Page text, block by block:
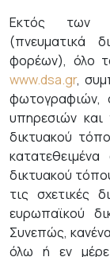
Εκτός των
(πνευματικά
φορέων), όλο
www.dsa.gr,
φωτογραφιών,
υπηρεσιών
δικτυακού
δικτυακού
τις σχετικές
ευρωπαϊκού
Συνεπώς,
όλω ή εν